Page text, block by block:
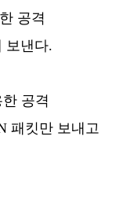
공격
보낸다.
공격
패킷만 보내고